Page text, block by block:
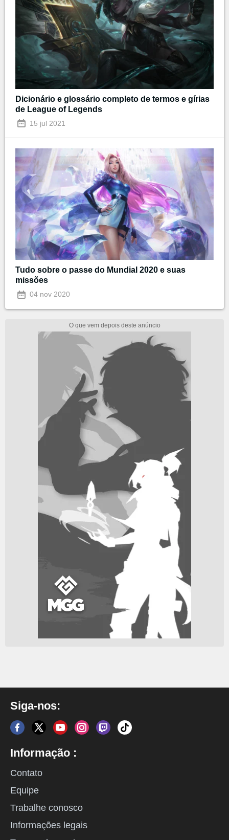
Dicionário e glossário completo de termos e gírias
de League of Legends
15 jul 2021
Tudo sobre o passe do Mundial 2020 e suas
missões
04 nov 2020
Siga-nos:
Informação :
Contato
Equipe
Trabalhe conosco
Informações legais